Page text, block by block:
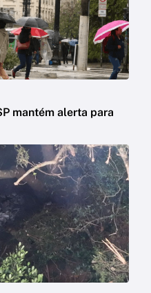
mantém alerta para